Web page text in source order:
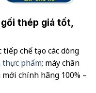
thép giá tốt,
chế tạo các dòng
thực phẩm; máy chăn
chính hãng 100% –